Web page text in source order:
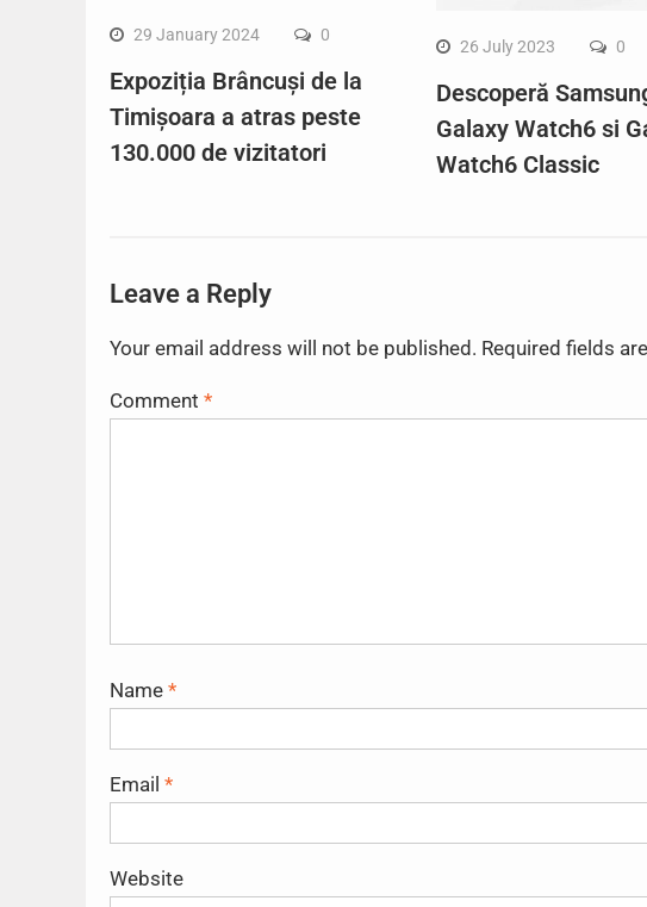
29 January 2024 0
Expoziția Brâncuși de la
Timișoara a atras peste
130.000 de vizitatori
26 July 2023 0
Descoperă
Galaxy Watch6 si
Watch6 Classic
Leave a Reply
Your email address will not be published. Required fields
Comment *
Name *
Email *
Website